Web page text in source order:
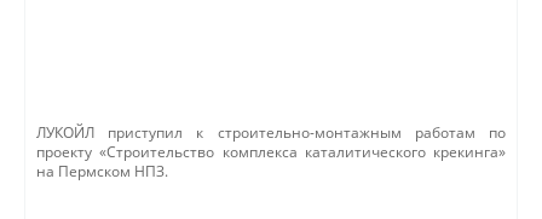
​ЛУКОЙЛ приступил к строительно-монтажным работам по
проекту «Строительство комплекса каталитического крекинга»
на Пермском НПЗ. ​